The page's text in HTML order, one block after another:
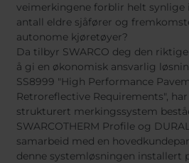
Choose your
Africa
Austria
Belgium
Chile
Finland
Germany
Iceland
veimerkingene forblir helt synlige
antall eldre sjåfører og
autonome kjøretøyer?
Da tilbyr SWARCO deg den
å gi en økonomisk ansvarlig
SS8999 "High Performance
Retroreflective Requirements",
strukturert merkingssystem
SWARCOTHERM Profile og
samarbeid med en
denne systemløsningen installert